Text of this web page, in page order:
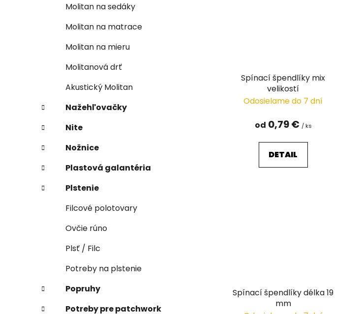
Molitan na sedáky
Molitan na matrace
Molitan na mieru
Molitanová drť
Akustický Molitan
Nažehľovačky
Nite
Nožnice
Plastová galantéria
Plstenie
Filcové polotovary
Ovčie rúno
Plsť / Filc
Potreby na plstenie
Popruhy
Potreby pre patchwork
Spínací špendlíky mix
velikostí
Odosielame do 7 dní
od 0,79 € / ks
DETAIL
Spínací špendlíky délka 19
mm